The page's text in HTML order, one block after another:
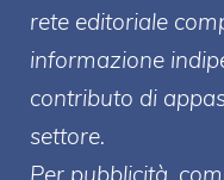
rete editoriale
informazione
contributo di
settore.
Per pubblicità,